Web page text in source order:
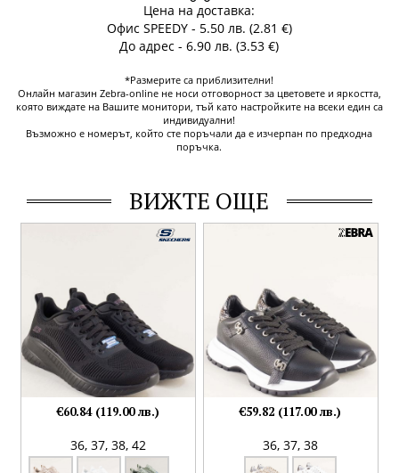
Цена на доставка:
Офис SPEEDY - 5.50 лв. (2.81 €)
До адрес - 6.90 лв. (3.53 €)
*Размерите са приблизителни!
Онлайн магазин Zebra-online не носи отговорност за цветовете и яркостта,
която виждате на Вашите монитори, тъй като настройките на всеки един са
индивидуални!
Възможно е номерът, който сте поръчали да е изчерпан по предходна
поръчка.
ВИЖТЕ ОЩЕ
36, 37, 38, 42
€60.84 (119.00 лв.)
36,37,38
€59.82 (117.00 лв.)